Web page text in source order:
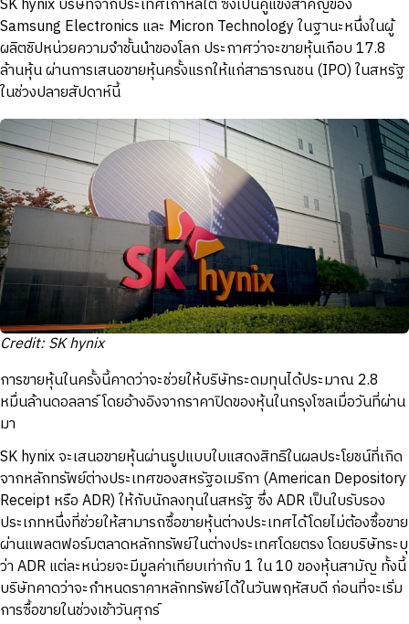
SK hynix บริษัทจากประเทศเกาหลีใต้ ซึ่งเป็นคู่แข่งสำคัญของ
Samsung Electronics และ Micron Technology ในฐานะหนึ่งในผู้
ผลิตชิปหน่วยความจำชั้นนำของโลก ประกาศว่าจะขายหุ้นเกือบ 17.8
ล้านหุ้น ผ่านการเสนอขายหุ้นครั้งแรกให้แก่สาธารณชน (IPO) ในสหรัฐ
ในช่วงปลายสัปดาห์นี้
Credit: SK hynix
การขายหุ้นในครั้งนี้คาดว่าจะช่วยให้บริษัทระดมทุนได้ประมาณ 2.8
หมื่นล้านดอลลาร์ โดยอ้างอิงจากราคาปิดของหุ้นในกรุงโซลเมื่อวันที่ผ่าน
มา
SK hynix จะเสนอขายหุ้นผ่านรูปแบบใบแสดงสิทธิในผลประโยชน์ที่เกิด
จากหลักทรัพย์ต่างประเทศของสหรัฐอเมริกา (American Depository
Receipt หรือ ADR) ให้กับนักลงทุนในสหรัฐ ซึ่ง ADR เป็นใบรับรอง
ประเภทหนึ่งที่ช่วยให้สามารถซื้อขายหุ้นต่างประเทศได้โดยไม่ต้องซื้อขาย
ผ่านแพลตฟอร์มตลาดหลักทรัพย์ในต่างประเทศโดยตรง โดยบริษัทระบุ
ว่า ADR แต่ละหน่วยจะมีมูลค่าเทียบเท่ากับ 1 ใน 10 ของหุ้นสามัญ ทั้งนี้
บริษัทคาดว่าจะกำหนดราคาหลักทรัพย์ได้ในวันพฤหัสบดี ก่อนที่จะเริ่ม
การซื้อขายในช่วงเช้าวันศุกร์